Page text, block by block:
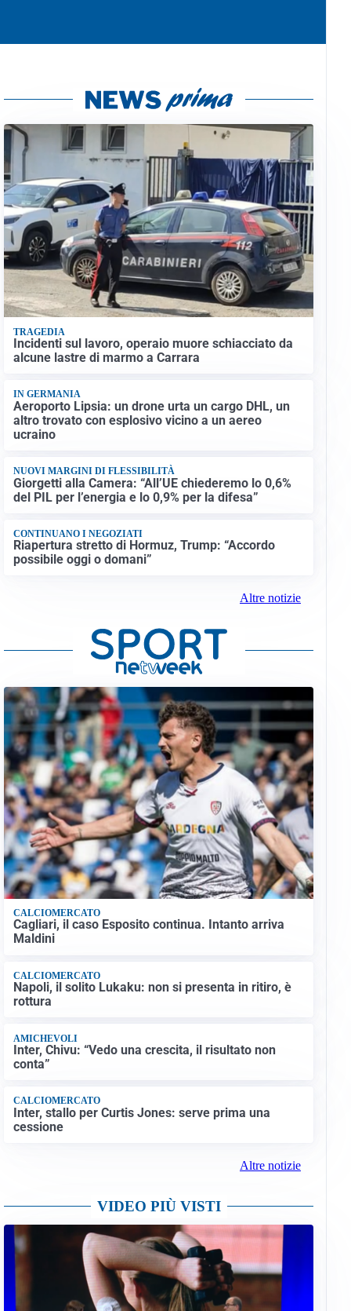
TRAGEDIA
Incidenti sul lavoro, operaio muore schiacciato da
alcune lastre di marmo a Carrara
IN GERMANIA
Aeroporto Lipsia: un drone urta un cargo DHL, un
altro trovato con esplosivo vicino a un aereo
ucraino
NUOVI MARGINI DI FLESSIBILITÀ
Giorgetti alla Camera: “All’UE chiederemo lo 0,6%
del PIL per l’energia e lo 0,9% per la difesa”
CONTINUANO I NEGOZIATI
Riapertura stretto di Hormuz, Trump: “Accordo
possibile oggi o domani”
Altre notizie
CALCIOMERCATO
Cagliari, il caso Esposito continua. Intanto arriva
Maldini
CALCIOMERCATO
Napoli, il solito Lukaku: non si presenta in ritiro, è
rottura
AMICHEVOLI
Inter, Chivu: “Vedo una crescita, il risultato non
conta”
CALCIOMERCATO
Inter, stallo per Curtis Jones: serve prima una
cessione
Altre notizie
VIDEO PIÙ VISTI